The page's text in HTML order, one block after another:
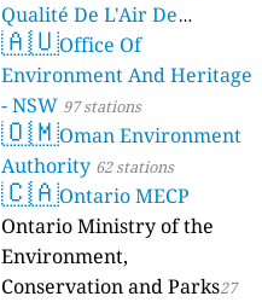
Qualité De L'Air De
Mayotte 4 stations
🇦🇺Office Of
Environment And Heritage
- NSW 97 stations
🇴🇲Oman Environment
Authority 62 stations
🇨🇦Ontario MECP
Ontario Ministry of the
Environment,
Conservation and Parks27